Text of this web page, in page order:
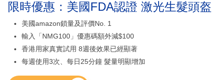
限時優惠：美國FDA認證 激光生髮頭盔
美國amazon鎖量及評價No. 1
輸入「NMG100」優惠碼額外減$100
香港用家真實試用 8週後效果已經顯著
每週使用3次、每日25分鐘 髮量明顯增加